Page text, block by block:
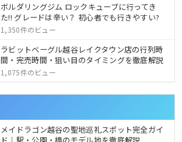
ボルダリングジム ロックキューブに行ってき
た!! グレードは辛い？ 初心者でも行きやすい?
1,350件のビュー
ラビットベーグル越谷レイクタウン店の行列時
間・完売時間・狙い目のタイミングを徹底解説
1,075件のビュー
メイドラゴン越谷の聖地巡礼スポット完全ガイ
ド｜駅・公園・橋のモデル地を徹底解説